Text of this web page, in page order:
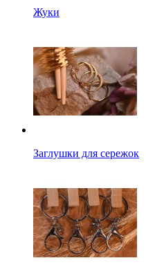
Жуки
Заглушки для сережок